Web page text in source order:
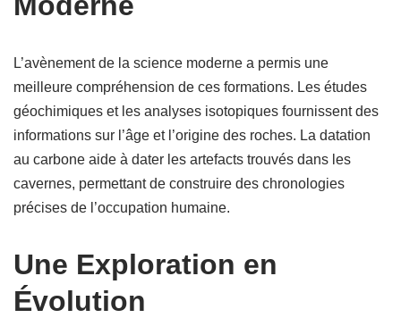
L’avènement de la science moderne a permis une
meilleure compréhension de ces formations. Les études
géochimiques et les analyses isotopiques fournissent des
informations sur l’âge et l’origine des roches. La datation
au carbone aide à dater les artefacts trouvés dans les
cavernes, permettant de construire des chronologies
précises de l’occupation humaine.
Une Exploration en
Évolution